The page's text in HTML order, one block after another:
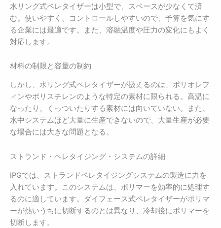
水リング式ペレタイザーは小型で、スペースが少なくて済
む。使いやすく、コントロールしやすいので、予算を気にす
る企業には最適です。また、溶融温度や圧力の変化にもよく
対応します。
材料の制限と容量の制約
しかし、水リング式ペレタイザーが扱えるのは、ポリオレフ
ィンやポリスチレンのような特定の素材に限られる。高温に
なったり、くっついたりする素材には向いていない。また、
水中システムほど大量に生産できないので、大量生産が必要
な場合には大きな問題となる。
ストランド・ペレタイジング・システムの詳細
IPGでは、ストランドペレタイジングシステムの製造に力を
入れています。このシステムは、ポリマーを効率的に処理す
るのに適しています。ダイフェース式ペレタイザーがポリマ
ーが熱いうちに切断するのとは異なり、冷却後にポリマーを
切断します。